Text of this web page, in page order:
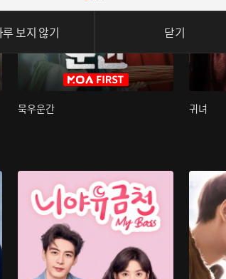
묵우운간 귀녀
보지 않기 닫기